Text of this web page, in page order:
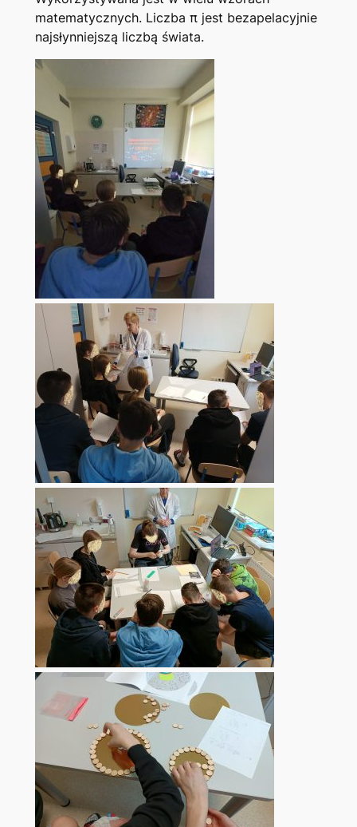
matematycznych. Liczba π jest bezapelacyjnie
najsłynniejszą liczbą świata.